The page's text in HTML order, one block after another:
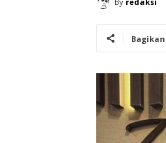
Bagikan